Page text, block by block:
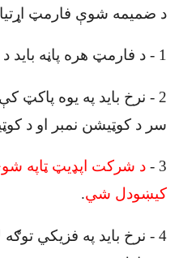
د ضميمه شوې فارمټ
1
- د فارمټ هره پاڼه باید
2
- نرخ باید په یوه پاکټ
سر د کوټيشن نمبر او د
3
- د شرکت اپډيټ ټاپه
کيښودل شي.
4
- نرخ باید په فزیکي